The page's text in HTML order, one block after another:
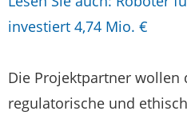
investiert 4,74 Mio. €
Die Projektpartner wollen
regulatorische und